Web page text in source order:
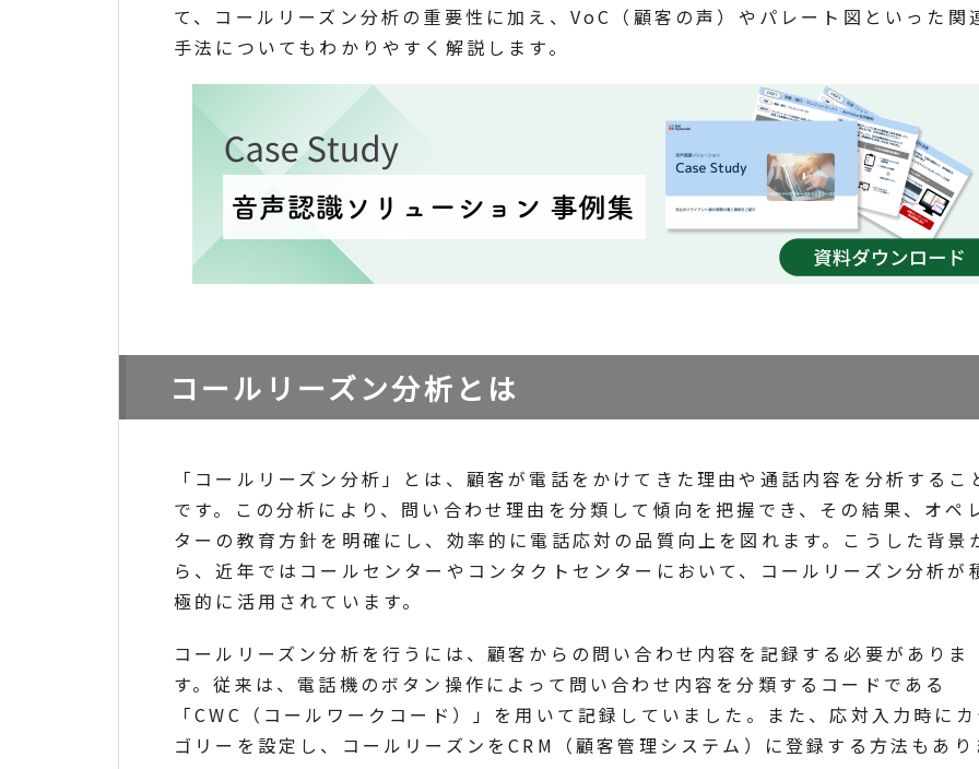
て、コールリーズン分析の重要性に加え、VoC（顧客の声）やパレート図といった関
手法についてもわかりやすく解説します。
コールリーズン分析とは
「コールリーズン分析」とは、顧客が電話をかけてきた理由や通話内容を分析するこ
です。この分析により、問い合わせ理由を分類して傾向を把握でき、その結果、オペ
ターの教育方針を明確にし、効率的に電話応対の品質向上を図れます。こうした背景
ら、近年ではコールセンターやコンタクトセンターにおいて、コールリーズン分析が
極的に活用されています。
コールリーズン分析を行うには、顧客からの問い合わせ内容を記録する必要がありま
す。従来は、電話機のボタン操作によって問い合わせ内容を分類するコードである
「CWC（コールワークコード）」を用いて記録していました。また、応対入力時に
ゴリーを設定し、コールリーズンをCRM（顧客管理システム）に登録する方法もあ